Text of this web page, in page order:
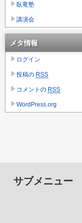
臥竜塾
講演会
メタ情報
ログイン
投稿の RSS
コメントの RSS
WordPress.org
サブメニュー